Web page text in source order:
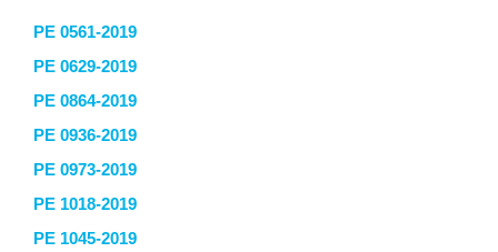
PE 0561-2019
PE 0629-2019
PE 0864-2019
PE 0936-2019
PE 0973-2019
PE 1018-2019
PE 1045-2019